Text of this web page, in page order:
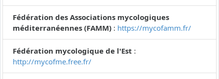
Fédération des Associations mycologiques
méditerranéennes (FAMM) : https://mycofamm.fr/
Fédération mycologique de l'Est :
http://mycofme.free.fr/